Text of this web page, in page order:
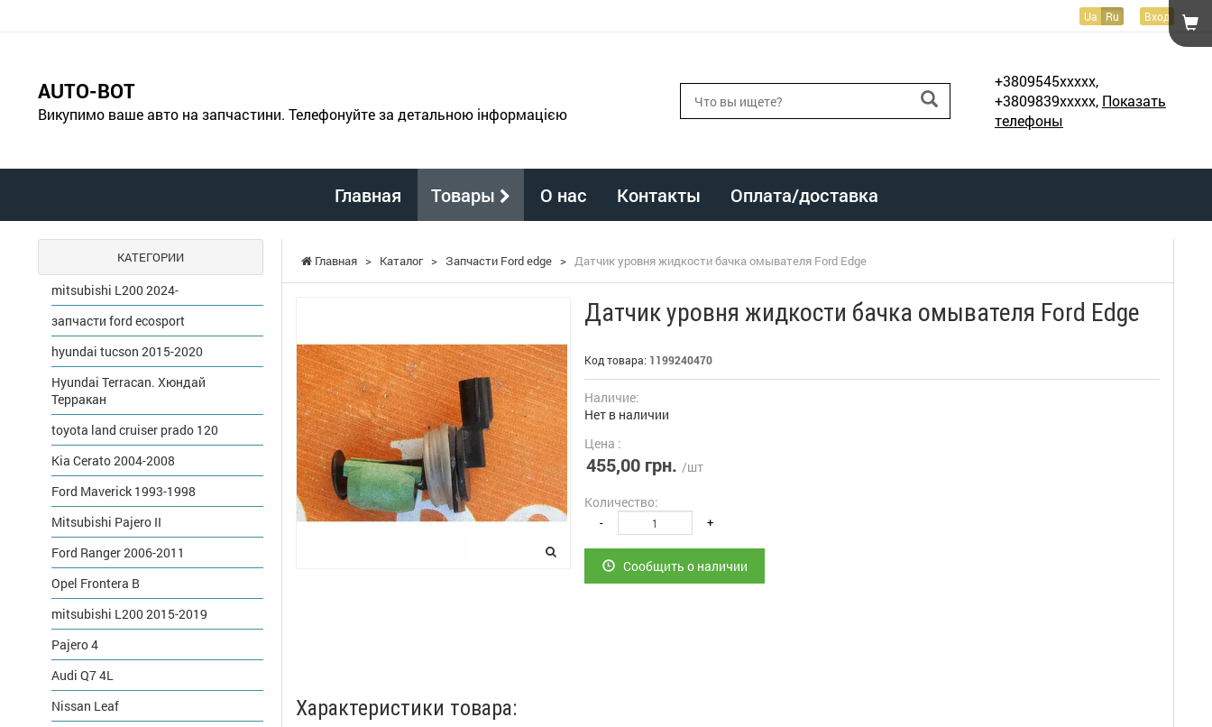
Ua Ru Вход
AUTO-BOT
Викупимо ваше авто на запчастини. Телефонуйте за детальною інформацією
+3809545xxxxx,
+3809839xxxxx, Показать
телефоны
Главная Товары О нас Контакты Оплата/доставка
Главная > Каталог > Запчасти Ford edge > Датчик уровня жидкости бачка омывателя Ford Edge
Датчик уровня жидкости бачка омывателя Ford Edge
Код товара: 1199240470
Наличие:
Нет в наличии
Цена :
455,00 грн. /шт
Количество:
- +
Сообщить о наличии
Характеристики товара:
КАТЕГОРИИ
mitsubishi L200 2024-
запчасти ford ecosport
hyundai tucson 2015-2020
Hyundai Terracan. Хюндай
Терракан
toyota land cruiser prado 120
Kia Cerato 2004-2008
Ford Maverick 1993-1998
Mitsubishi Pajero II
Ford Ranger 2006-2011
Opel Frontera B
mitsubishi L200 2015-2019
Pajero 4
Audi Q7 4L
Nissan Leaf